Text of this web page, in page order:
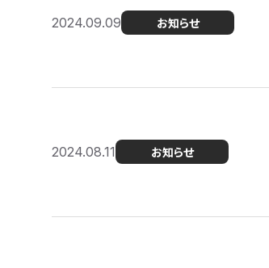
2024.09.09 お知らせ
2024.08.11 お知らせ